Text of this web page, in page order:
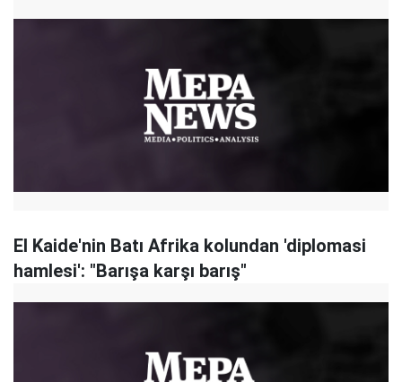
El Kaide'nin Batı Afrika kolundan 'diplomasi
hamlesi': "Barışa karşı barış"